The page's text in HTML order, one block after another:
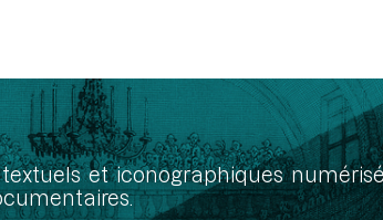
et iconographiques